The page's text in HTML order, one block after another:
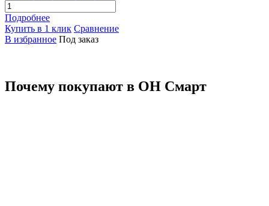
Подробнее
Купить в 1 клик Сравнение
В избранное Под заказ
Почему покупают в ОН Смарт